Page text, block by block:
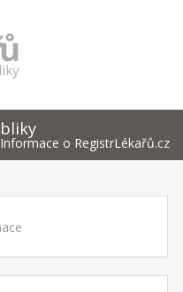
Informace o RegistrLékařů.cz